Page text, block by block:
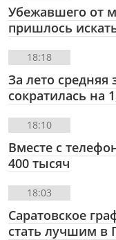
Убежавшего от
пришлось
18:18
За лето средняя
сократилась на
18:10
Вместе с
400 тысяч
18:03
Саратовское
стать лучшим в